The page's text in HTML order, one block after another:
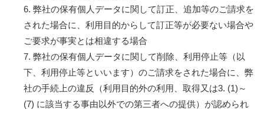
6. 弊社の保有個人データに関して訂正、追加等のご請求を
された場合に、利用目的からして訂正等が必要ない場合や
ご要求が事実とは相違する場合
7. 弊社の保有個人データに関して削除、利用停止等（以
下、利用停止等といいます）のご請求をされた場合に、弊
社の手続上の違反（利用目的外の利用、取得又は3. (1)～
(7) に該当する事由以外での第三者への提供）が認められ